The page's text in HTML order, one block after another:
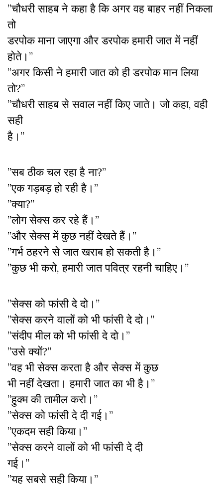
”चौधरी साहब ने कहा है कि अगर वह बाहर नहीं निकला
तो
डरपोक माना जाएगा और डरपोक हमारी जात में नहीं
होते।”
”अगर किसी ने हमारी जात को ही डरपोक मान लिया
तो?”
”चौधरी साहब से सवाल नहीं किए जाते। जो कहा, वही
सही
है।”
”सब ठीक चल रहा है ना?”
”एक गड़बड़ हो रही है।”
”क्या?”
”लोग सेक्स कर रहे हैं।”
”और सेक्स में कुछ नहीं देखते हैं।”
”गर्भ ठहरने से जात खराब हो सकती है।”
”कुछ भी करो, हमारी जात पवित्र रहनी चाहिए।”
”सेक्स को फांसी दे दो।”
”सेक्स करने वालों को भी फांसी दे दो।”
”संदीप मील को भी फांसी दे दो।”
”उसे क्यों?”
”वह भी सेक्स करता है और सेक्स में कुछ
भी नहीं देखता। हमारी जात का भी है।”
”हुक्म की तामील करो।”
”सेक्स को फांसी दे दी गई।”
”एकदम सही किया।”
”सेक्स करने वालों को भी फांसी दे दी
गई।”
”यह सबसे सही किया।”